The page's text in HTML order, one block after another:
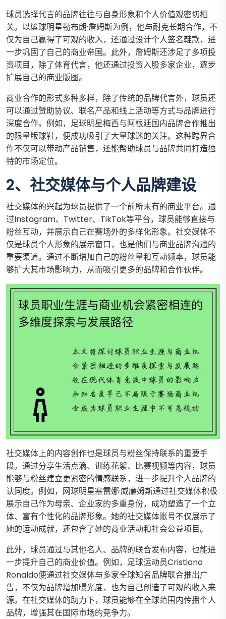
球员选择代言的品牌往往与自身形象和个人价值观密切相
关。以篮球明星勒布朗·詹姆斯为例，他与耐克长期合作，不
仅为自己赢得了可观的收入，还通过设计个人签名鞋款，进
一步巩固了自己的商业帝国。此外，詹姆斯还涉足了多项投
资项目，除了体育代言，他还通过投资入股多家企业，逐步
扩展自己的商业版图。
商业合作的形式多种多样，除了传统的品牌代言外，球员还
可以通过赞助协议、联名产品和线上活动等方式与品牌进行
深度合作。例如，足球明星梅西与阿根廷国内品牌合作推出
的限量版球鞋，便成功吸引了大量球迷的关注。这种跨界合
作不仅可以带动产品销售，还能帮助球员与品牌共同打造独
特的市场定位。
2、社交媒体与个人品牌建设
社交媒体的兴起为球员提供了一个前所未有的商业平台。通
过Instagram、Twitter、TikTok等平台，球员能够直接与
粉丝互动，并展示自己在赛场外的多样化形象。社交媒体不
仅是球员个人形象的展示窗口，也是他们与商业品牌沟通的
重要渠道。通过不断增加自己的粉丝量和互动频率，球员能
够扩大其市场影响力，从而吸引更多的品牌和合作伙伴。
社交媒体上的内容创作也是球员与粉丝保持联系的重要手
段。通过分享生活点滴、训练花絮、比赛视频等内容，球员
能够与粉丝建立更紧密的情感联系，进一步提升个人品牌的
认同度。例如，网球明星塞雷娜·威廉姆斯通过社交媒体积极
展示自己作为母亲、企业家的多重身份，成功塑造了一个立
体、富有个性化的品牌形象。她的社交媒体账号不仅展示了
她的运动成就，还包含了她的商业活动和社会公益项目。
此外，球员通过与其他名人、品牌的联合发布内容，也能进
一步提升自己的商业价值。例如，足球运动员Cristiano
Ronaldo便通过社交媒体与多家全球知名品牌联合推出广
告，不仅为品牌增加曝光度，也为自己创造了可观的收入来
源。在社交媒体的助力下，球员能够在全球范围内传播个人
品牌，增强其在国际市场的竞争力。